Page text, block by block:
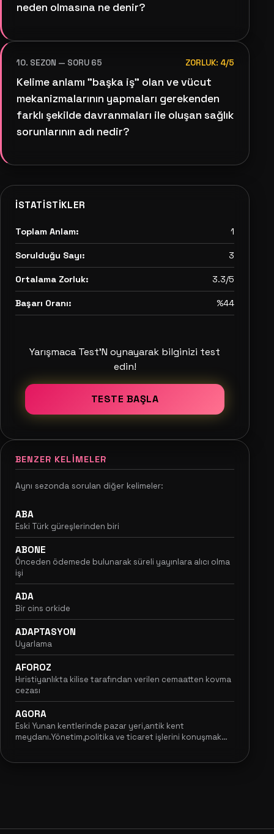
neden olmasına ne denir?
10. SEZON — SORU 65 ZORLUK: 4/5
Kelime anlamı "başka iş" olan ve vücut
mekanizmalarının yapmaları gerekenden
farklı şekilde davranmaları ile oluşan sağlık
sorunlarının adı nedir?
İSTATISTIKLER
Toplam Anlam: 1
Sorulduğu Sayı: 3
Ortalama Zorluk: 3.3/5
Başarı Oranı: %44
Yarışmaca Test'N oynayarak bilginizi test
edin!
TESTE BAŞLA
BENZER KELIMELER
Aynı sezonda sorulan diğer kelimeler:
ABA
Eski Türk güreşlerinden biri
ABONE
Önceden ödemede bulunarak süreli yayınlara alıcı olma
işi
ADA
Bir cins orkide
ADAPTASYON
Uyarlama
AFOROZ
Hıristiyanlıkta kilise tarafından verilen cemaatten kovma
cezası
AGORA
Eski Yunan kentlerinde pazar yeri,antik kent
meydanı.Yönetim,politika ve ticaret işlerini konuşmak